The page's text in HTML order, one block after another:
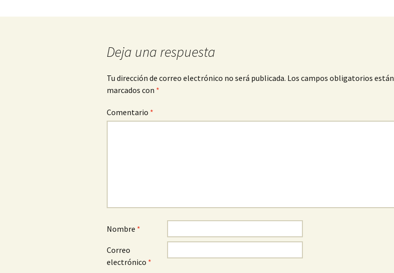
Deja una respuesta
Tu dirección de correo electrónico no será publicada. Los campos obligatorios están
marcados con *
Comentario *
Nombre *
Correo
electrónico *